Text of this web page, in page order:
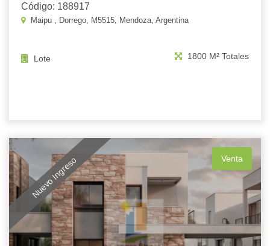
Código: 188917
Maipu , Dorrego, M5515, Mendoza, Argentina
Lote 1800 M² Totales
Nuevo Ingreso Venta